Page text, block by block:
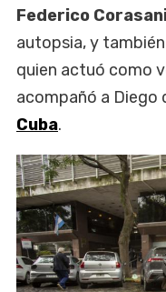
Federico
autopsia, y
quien actuó como
acompañó a
Cuba.